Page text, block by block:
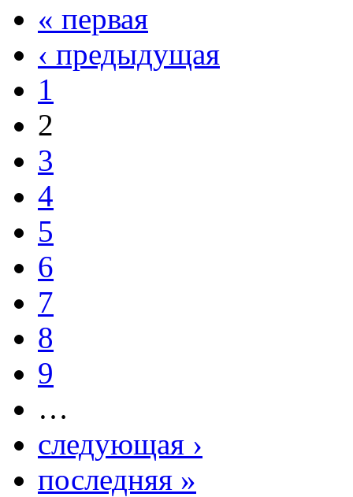
« первая
‹ предыдущая
1
2
3
4
5
6
7
8
9
…
следующая ›
последняя »